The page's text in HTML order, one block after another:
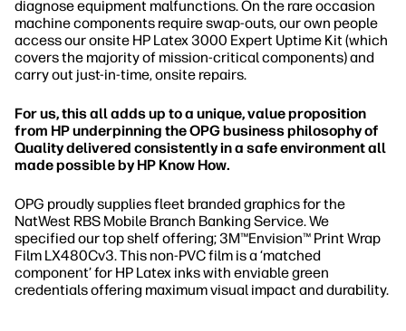
diagnose equipment malfunctions. On the rare occasion
machine components require swap-outs, our own people
access our onsite HP Latex 3000 Expert Uptime Kit (which
covers the majority of mission-critical components) and
carry out just-in-time, onsite repairs.
For us, this all adds up to a unique, value proposition
from HP underpinning the OPG business philosophy of
Quality delivered consistently in a safe environment all
made possible by HP Know How.
OPG proudly supplies fleet branded graphics for the
NatWest RBS Mobile Branch Banking Service. We
specified our top shelf offering; 3M™Envision™ Print Wrap
Film LX480Cv3. This non-PVC film is a ‘matched
component’ for HP Latex inks with enviable green
credentials offering maximum visual impact and durability.